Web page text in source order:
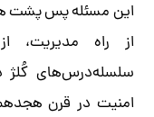
این مسئله پس پشت
از راه مدیریت،
امنیت در قرن